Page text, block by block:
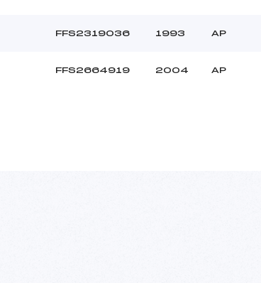
FFS2319036 1993 AP
FFS2664919 2004 AP